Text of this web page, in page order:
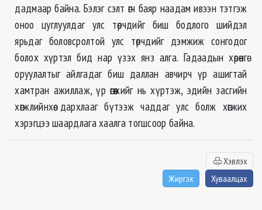
дадмаар байна. Бэлэг сэлт өгч баяр наадам ивээн тэтгэж
оноо цуглуулдаг улс төрчдийг биш бодлого шийдэл
ярьдаг боловсролтой улс төрчдийг дэмжиж сонгодог
болох хүртэл бид нар үзэх янз алга. Гадаадын хөрөнгө
оруулалтыг айлгадаг биш даллан авчирч үр ашигтай
хамтран ажиллаж, үр өгөөжийг нь хүртэж, эдийн засгийн
хөгжлийнхөө дархлааг бүтээж чаддаг улс болж хөгжих
хэрэгцээ шаардлага хаалга тогшсоор байна.
Хэвлэх
Жиргэх
Хуваалцах